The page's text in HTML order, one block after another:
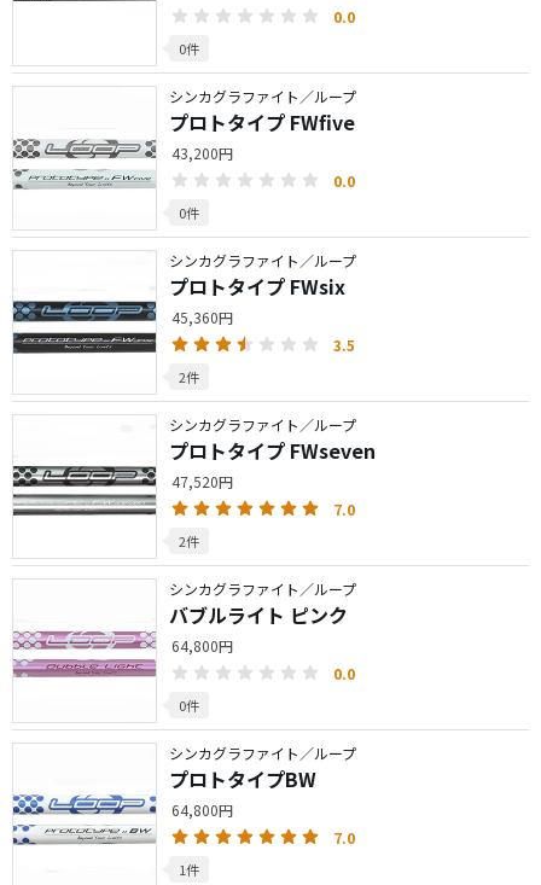
0.0
0件
シンカグラファイト／ループ
プロトタイプ FWfive
43,200円
0.0
0件
シンカグラファイト／ループ
プロトタイプ FWsix
45,360円
3.5
2件
シンカグラファイト／ループ
プロトタイプ FWseven
47,520円
7.0
2件
シンカグラファイト／ループ
バブルライト ピンク
64,800円
0.0
0件
シンカグラファイト／ループ
プロトタイプBW
64,800円
7.0
1件